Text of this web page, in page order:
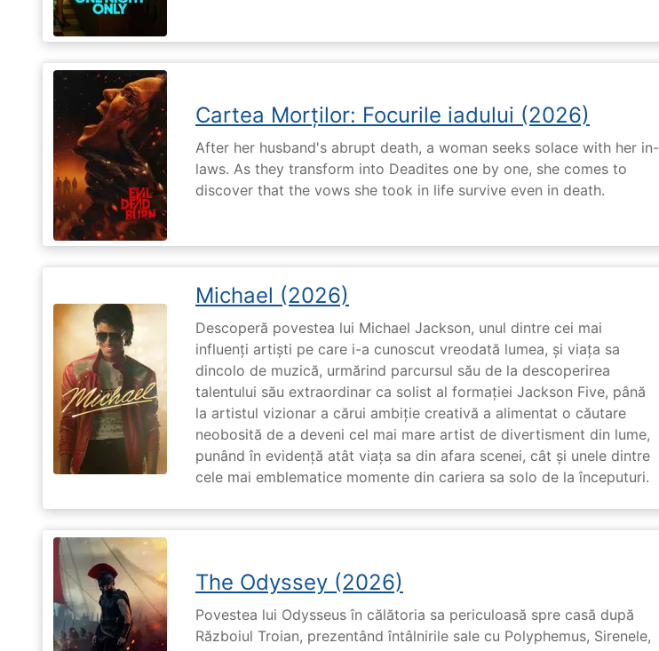
Cartea Morților: Focurile iadului (2026)
After her husband's abrupt death, a woman seeks solace with her in-
laws. As they transform into Deadites one by one, she comes to
discover that the vows she took in life survive even in death.
Michael (2026)
Descoperă povestea lui Michael Jackson, unul dintre cei mai
influenți artiști pe care i-a cunoscut vreodată lumea, și viața sa
dincolo de muzică, urmărind parcursul său de la descoperirea
talentului său extraordinar ca solist al formației Jackson Five, până
la artistul vizionar a cărui ambiție creativă a alimentat o căutare
neobosită de a deveni cel mai mare artist de divertisment din lume,
punând în evidență atât viața sa din afara scenei, cât și unele dintre
cele mai emblematice momente din cariera sa solo de la începuturi.
The Odyssey (2026)
Povestea lui Odysseus în călătoria sa periculoasă spre casă după
Războiul Troian, prezentând întâlnirile sale cu Polyphemus, Sirenele,